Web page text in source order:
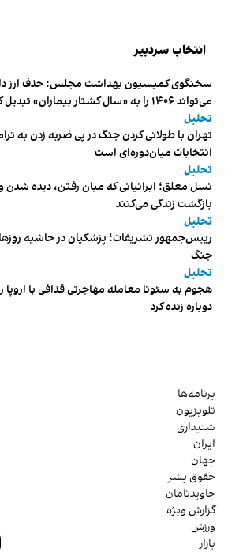
انتخاب سردبیر
سخنگوی کمیسیون بهداشت مجلس: حذف ارز
می‌تواند ۱۴۰۶ را به «سال کشتار بیماران» تبدیل کند
تحلیل
تهران با طولانی کردن جنگ در پی ضربه زدن به
انتخابات میان‌دوره‌ای است
تحلیل
نسل معلق؛ ایرانیانی که میان رفتن، دیده شدن
بازگشت زندگی می‌کنند
تحلیل
رییس‌جمهور تشریفات؛ پزشکیان در حاشیه
جنگ
تحلیل
هجوم به سئوتا معامله مهاجرتی قذافی با اروپا
دوباره زنده کرد
برنامه‌ها
تلویزیون
شنیداری
ایران
جهان
حقوق بشر
جاویدنامان
گزارش ویژه
ورزش
بازار